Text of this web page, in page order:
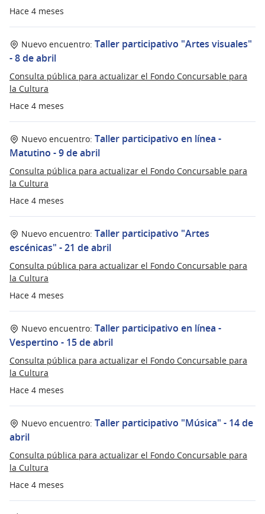
Hace 4 meses
Hace 4 meses
Nuevo encuentro: Taller participativo "Artes visuales"
- 8 de abril
Consulta pública para actualizar el Fondo Concursable para
la Cultura
Hace 4 meses
Nuevo encuentro: Taller participativo en línea -
Matutino - 9 de abril
Consulta pública para actualizar el Fondo Concursable para
la Cultura
Hace 4 meses
Nuevo encuentro: Taller participativo "Artes
escénicas" - 21 de abril
Consulta pública para actualizar el Fondo Concursable para
la Cultura
Hace 4 meses
Nuevo encuentro: Taller participativo en línea -
Vespertino - 15 de abril
Consulta pública para actualizar el Fondo Concursable para
la Cultura
Hace 4 meses
Nuevo encuentro: Taller participativo "Música" - 14 de
abril
Consulta pública para actualizar el Fondo Concursable para
la Cultura